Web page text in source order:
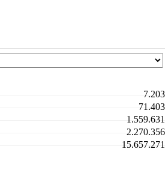
7.203
71.403
1.559.631
2.270.356
15.657.271